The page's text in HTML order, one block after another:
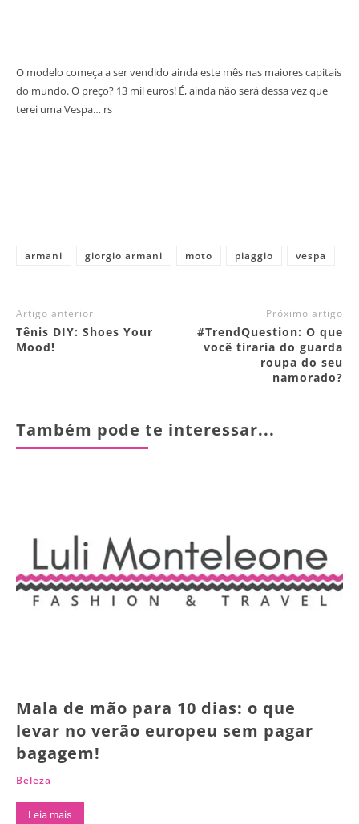
O modelo começa a ser vendido ainda este mês nas maiores capitais
do mundo. O preço? 13 mil euros! É, ainda não será dessa vez que
terei uma Vespa… rs
armani giorgio armani moto piaggio vespa
Artigo anterior
Tênis DIY: Shoes Your
Mood!
Próximo artigo
#TrendQuestion: O que
você tiraria do guarda
roupa do seu
namorado?
Também pode te interessar...
Mala de mão para 10 dias: o que
levar no verão europeu sem pagar
bagagem!
Beleza
Leia mais